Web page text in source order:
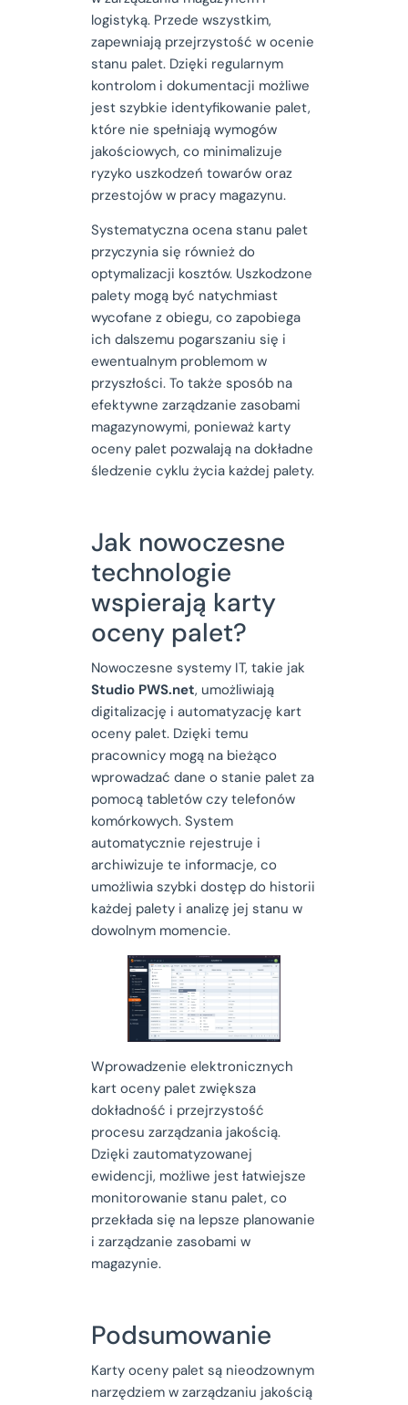
logistyką. Przede wszystkim,
zapewniają przejrzystość w ocenie
stanu palet. Dzięki regularnym
kontrolom i dokumentacji możliwe
jest szybkie identyfikowanie palet,
które nie spełniają wymogów
jakościowych, co minimalizuje
ryzyko uszkodzeń towarów oraz
przestojów w pracy magazynu.
Systematyczna ocena stanu palet
przyczynia się również do
optymalizacji kosztów. Uszkodzone
palety mogą być natychmiast
wycofane z obiegu, co zapobiega
ich dalszemu pogarszaniu się i
ewentualnym problemom w
przyszłości. To także sposób na
efektywne zarządzanie zasobami
magazynowymi, ponieważ karty
oceny palet pozwalają na dokładne
śledzenie cyklu życia każdej palety.
Jak nowoczesne
technologie
wspierają karty
oceny palet?
Nowoczesne systemy IT, takie jak
Studio PWS.net, umożliwiają
digitalizację i automatyzację kart
oceny palet. Dzięki temu
pracownicy mogą na bieżąco
wprowadzać dane o stanie palet za
pomocą tabletów czy telefonów
komórkowych. System
automatycznie rejestruje i
archiwizuje te informacje, co
umożliwia szybki dostęp do historii
każdej palety i analizę jej stanu w
dowolnym momencie.
Wprowadzenie elektronicznych
kart oceny palet zwiększa
dokładność i przejrzystość
procesu zarządzania jakością.
Dzięki zautomatyzowanej
ewidencji, możliwe jest łatwiejsze
monitorowanie stanu palet, co
przekłada się na lepsze planowanie
i zarządzanie zasobami w
magazynie.
Podsumowanie
Karty oceny palet są nieodzownym
narzędziem w zarządzaniu jakością